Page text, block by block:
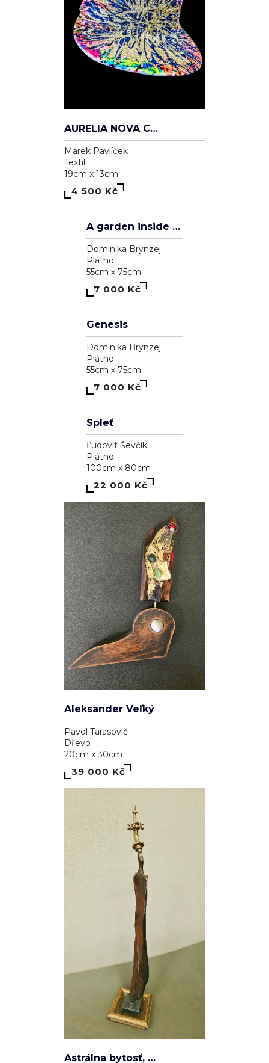
AURELIA NOVA CAP
Marek Pavlíček
Textil
19cm x 13cm
4 500 Kč
Dominika Brynzej
Plátno
55cm x 75cm
7 000 Kč
Genesis
Dominika Brynzej
Plátno
55cm x 75cm
7 000 Kč
100cm x 80cm
22 000 Kč